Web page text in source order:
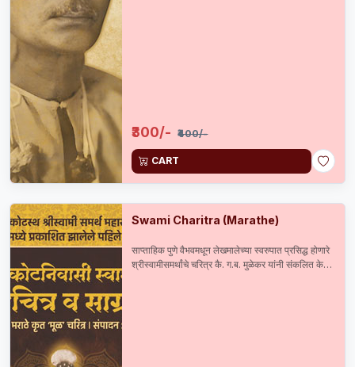
₹300/- ₹400/-
CART
Swami Charitra (Marathe)
साप्ताहिक पुणे वैभवमधून लेखमालेच्या स्वरुपात प्रसिद्ध होणारे
श्रीस्वामीसमर्थांचे चरित्र कै. ग.ब. मुळेकर यांनी संकलित केले